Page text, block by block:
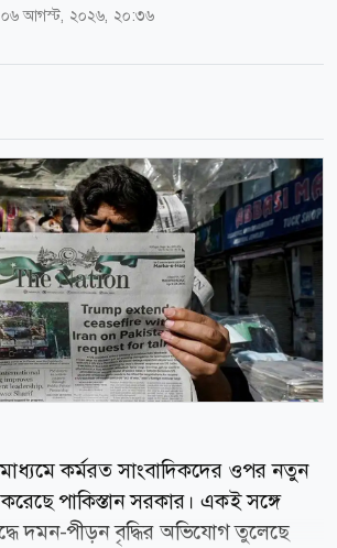
০৬ আগস্ট, ২০২৬, ২০:৩৬
কর্মরত সাংবাদিকদের ওপর নতুন
পাকিস্তান সরকার। একই সঙ্গে
দমন-পীড়ন বৃদ্ধির অভিযোগ তুলেছে